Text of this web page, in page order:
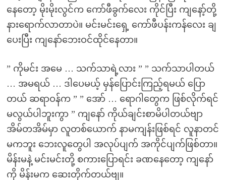
နေတော့ မိုးမိုးလွင်က ကော်ဖီခွက်လေး ကိုင်ပြီး ကျနော့်တို့
နားရောက်လာတာပဲ။ မင်းမင်းရှေ့ ကော်ဖီပန်းကန်လေး ချ
ပေးပြီး ကျနော်ဘေးဝင်ထိုင်နေတာ။
” ကိုမင်း အမေ … သက်သာရဲ့လား ” ” သက်သာပါတယ်
… အမရယ် … ဒါပေမယ့် မှန်ပြောင်းကြည့်ရမယ် ပြော
တယ် ဆရာဝန်က ” ” အော် … ရောဂါတွေက ဖြစ်လိုက်ရင်
မလွယ်ပါဘူးကွာ ” ကျနော် ကိုယ်ချင်းစာမိပါတယ်ဗျာ
အိမ်တအိမ်မှာ လူတစ်ယောက် နာမကျန်းဖြစ်ရင် လူနာတင်
မကဘူး ဘေးလူတွေပါ အလုပ်ပျက် အကိုင်ပျက်ဖြစ်တာ။
မိန်းမနဲ့ မင်းမင်းတို့ စကားပြောရင်း ခဏနေတော့ ကျနော်
ကို မိန်းမက ဆေးတိုက်တယ်ဗျ။